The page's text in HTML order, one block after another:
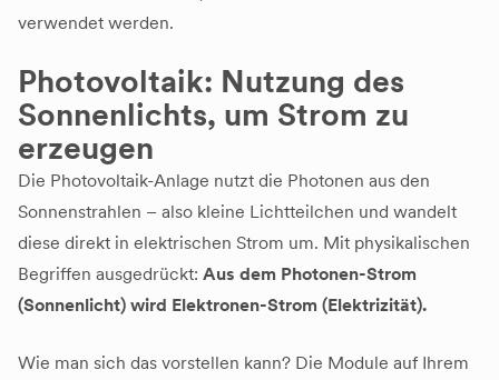
verwendet werden.
Photovoltaik: Nutzung des
Sonnenlichts, um Strom zu
erzeugen
Die Photovoltaik-Anlage nutzt die Photonen aus den
Sonnenstrahlen – also kleine Lichtteilchen und wandelt
diese direkt in elektrischen Strom um. Mit physikalischen
Begriffen ausgedrückt: Aus dem Photonen-Strom
(Sonnenlicht) wird Elektronen-Strom (Elektrizität).
Wie man sich das vorstellen kann? Die Module auf Ihrem